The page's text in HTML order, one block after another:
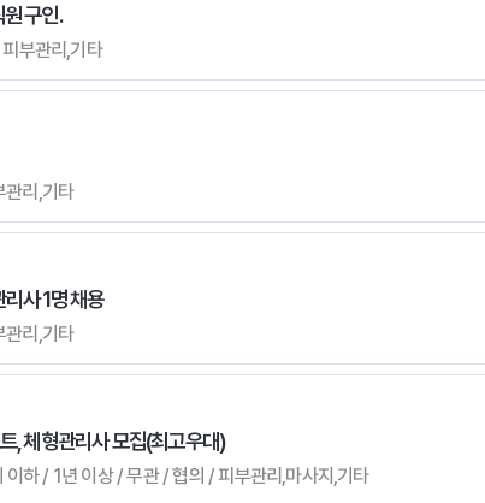
구인.
부관리,기타
관리,기타
사 1명 채용
관리,기타
, 체형관리사 모집(최고우대)
하 / 1년 이상 / 무관 / 협의 / 피부관리,마사지,기타